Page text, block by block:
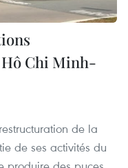
Hô Chi Minh-
de la
de ses activités du